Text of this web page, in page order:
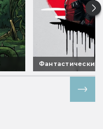
Фантастические